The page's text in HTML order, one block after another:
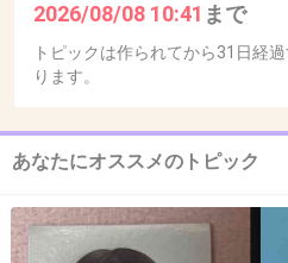
2026/08/08 10:41 まで
トピックは作られてから31日経
ります。
あなたにオススメのトピック